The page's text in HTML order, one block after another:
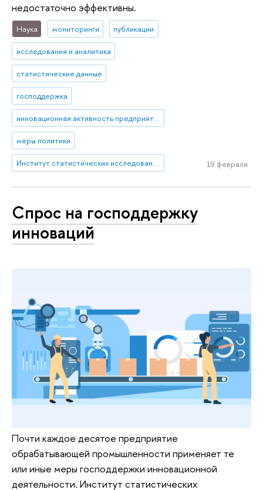
недостаточно эффективны.
Наука мониторинги публикации
исследования и аналитика
статистические данные
господдержка
инновационная активность предприятий
меры политики
Институт статистических исследований и экономики знаний 19 февраля
Спрос на господдержку
инноваций
Почти каждое десятое предприятие
обрабатывающей промышленности применяет те
или иные меры господдержки инновационной
деятельности. Институт статистических